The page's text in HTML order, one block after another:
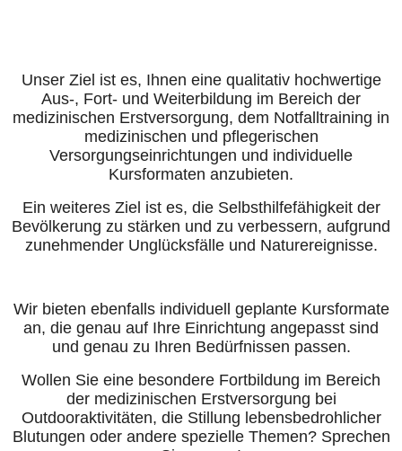
Unser Ziel ist es, Ihnen eine qualitativ hochwertige
Aus-, Fort- und Weiterbildung im Bereich der
medizinischen Erstversorgung, dem Notfalltraining in
medizinischen und pflegerischen
Versorgungseinrichtungen und individuelle
Kursformaten anzubieten.
Ein weiteres Ziel ist es, die Selbsthilfefähigkeit der
Bevölkerung zu stärken und zu verbessern, aufgrund
zunehmender Unglücksfälle und Naturereignisse.
Wir bieten ebenfalls individuell geplante Kursformate
an, die genau auf Ihre Einrichtung angepasst sind
und genau zu Ihren Bedürfnissen passen.
Wollen Sie eine besondere Fortbildung im Bereich
der medizinischen Erstversorgung bei
Outdooraktivitäten, die Stillung lebensbedrohlicher
Blutungen oder andere spezielle Themen? Sprechen